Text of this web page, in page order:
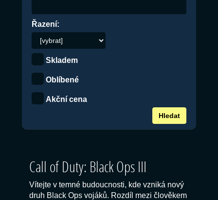
Řazení:
Skladem
Oblíbené
Akční cena
Hledat
Call of Duty: Black Ops III
Vítejte v temné budoucnosti, kde vzniká nový
druh Black Ops vojáků. Rozdíl mezi člověkem